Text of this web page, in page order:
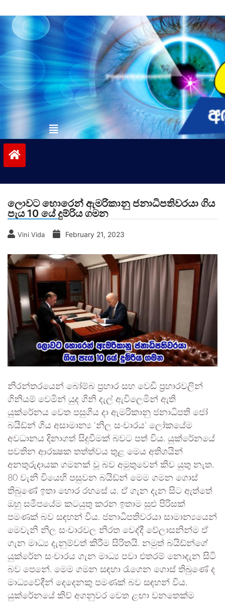
to
contentvinivida.lk
ලොවට හොරෙන් ඇමරිකානු ජනාධිපතිවරයා ගිය
පැය 10 යේ දුම්රිය ගමන
Vini Vida February 21, 2023
නිරන්තරයෙන් බෝම්බ ප්‍රහාර සහ වෙඩි ප්‍රහාරවලින්
ගිනියම් වෙමින් යුද ගිනි දැල් ඇවිලෙමින් ඇති
යුක්රේනය වෙත පසුගිය දා ඇමරිකානු ජනාධිපති ජෝ
බයිඩ්න් ගිය අසාමාන්‍ය ‘නිල සංචාරය’ ලෝකයේම
අවධානය දිනාගත් සිදුවීමක් බවට පත් විය. යුක්රේනයේ
පවතින ආරක්‍ෂක තත්ත්වය තුළ මෙය අතිශයින්
අනතුරුදායක ගමනක් වූ බව අමුතුවෙන් කිව යුතු නැත.
80 වැනි වියෙහි පසුවන බයිඩ්න් මෙම ගමන ගොස්
තිබුණේ ඉතා හොර රහසේ ය. ඒ ගැන දැන සිට ඇත්තේ
ඔහු සමීපයේම කටයුතු කරන ඉතාම සුළු පිරිසක්
පමණක් බව සඳහන් විය. ජනාධිපතිවරයා සාමාන්‍යයෙන්
මෙවැනි නිල සංචාරවල නිරත වෙද්දී වේලාසනින්ම ඒ
ගැන මාධ්‍ය දැනුම්වත් කිරීම සිරිතයි. නමුත් බයිඩ්න්ගේ
යුක්රේන සංචාරය ගැන මාධ්‍ය පවා එතරම් නොදැන සිටි
බව පෙනේ. මෙම ගමන සඳහා රැගෙන ගොස් තිබුණේ ද
මාධ්‍යවේදීන් දෙදෙනකු පමණක් බව සඳහන් විය.
යුක්රේනයේ කිව් අගනුවර වෙත ළඟා වනතෙක්ම